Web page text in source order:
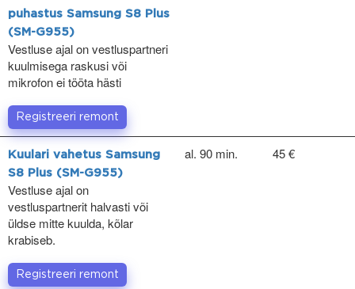
puhastus Samsung S8 Plus
(SM-G955)
Vestluse ajal on vestluspartneri
kuulmisega raskusi või
mikrofon ei tööta hästi
Registreeri remont
Kuulari vahetus Samsung
S8 Plus (SM-G955)
Vestluse ajal on
vestluspartnerit halvasti või
üldse mitte kuulda, kõlar
krabiseb.
al. 90 min. 45 €
Registreeri remont